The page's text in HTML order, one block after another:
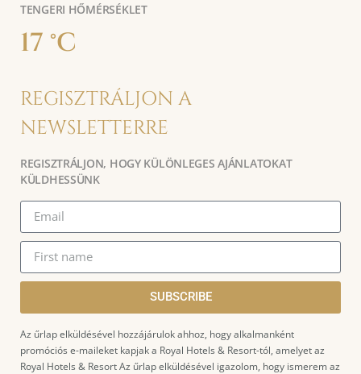
TENGERI HŐMÉRSÉKLET
17 °C
REGISZTRÁLJON A
NEWSLETTERRE
REGISZTRÁLJON, HOGY KÜLÖNLEGES AJÁNLATOKAT
KÜLDHESSÜNK
SUBSCRIBE
Az űrlap elküldésével hozzájárulok ahhoz, hogy alkalmanként
promóciós e-maileket kapjak a Royal Hotels & Resort-tól, amelyet az
Royal Hotels & Resort Az űrlap elküldésével igazolom, hogy ismerem az